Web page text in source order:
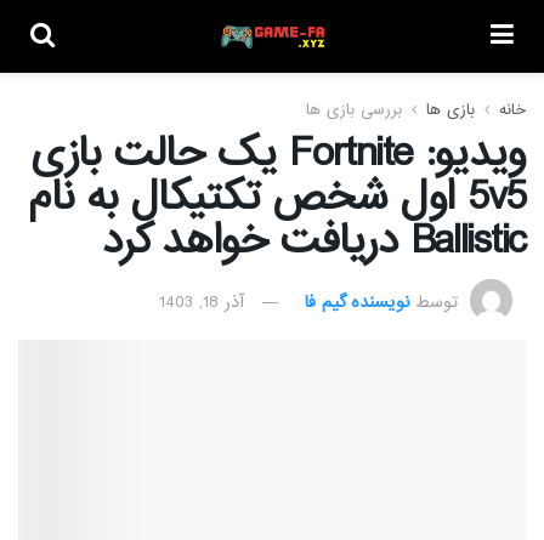
خانه بازی ها بررسی بازی ها
ویدیو: Fortnite یک حالت بازی
5v5 اول شخص تکتیکال به نام
Ballistic دریافت خواهد کرد
توسط نویسنده گیم فا آذر 18, 1403